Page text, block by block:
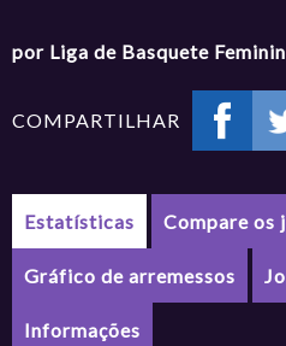
por Liga de Basquete
COMPARTILHAR
Estatísticas Compare os
Gráfico de arremessos
Informações